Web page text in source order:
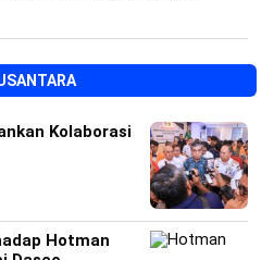
Kolaborasi
Hotman